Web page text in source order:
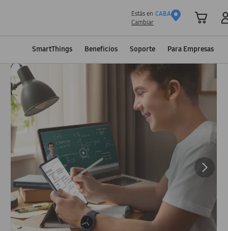
Estás en CABA
Cambiar
SmartThings Beneficios Soporte Para Empresas